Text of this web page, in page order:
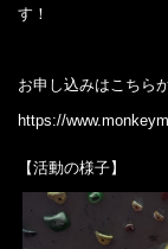
す！
お申し込みはこちら
https://
【活動の様子】